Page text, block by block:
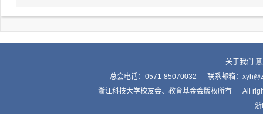
关于我们
总会电话：0571-85070032 联系邮箱：
浙江科技大学校友会、教育基金会版权所有 All